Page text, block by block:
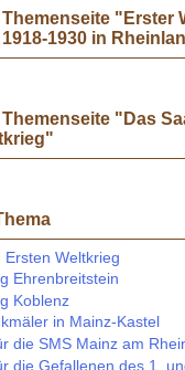
"Erster
1930 in
"Das
Ersten Weltkrieg
Ehrenbreitstein
Koblenz
in Mainz-Kastel
die SMS Mainz am
die Gefallenen des 1.